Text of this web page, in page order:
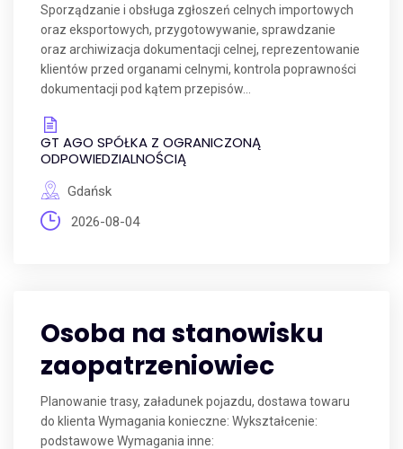
Sporządzanie i obsługa zgłoszeń celnych importowych
oraz eksportowych, przygotowywanie, sprawdzanie
oraz archiwizacja dokumentacji celnej, reprezentowanie
klientów przed organami celnymi, kontrola poprawności
dokumentacji pod kątem przepisów...
GT AGO SPÓŁKA Z OGRANICZONĄ
ODPOWIEDZIALNOŚCIĄ
Gdańsk
2026-08-04
Osoba na stanowisku
zaopatrzeniowiec
Planowanie trasy, załadunek pojazdu, dostawa towaru
do klienta Wymagania konieczne: Wykształcenie:
podstawowe Wymagania inne: